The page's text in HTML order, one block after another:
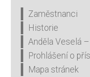
Zaměstnanci
Historie
Anděla Veselá
Prohlášení o
Mapa stránek